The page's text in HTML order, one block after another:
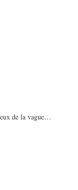
de la vague…